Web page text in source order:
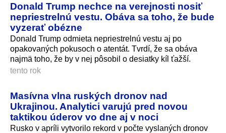
Donald Trump nechce na verejnosti nosiť
nepriestrelnú vestu. Obáva sa toho, že bude
vyzerať obézne
Donald Trump odmieta nepriestrelnú vestu aj po
opakovaných pokusoch o atentát. Tvrdí, že sa obáva
najmä toho, že by v nej pôsobil o desiatky kíl ťažší.
tento rok
Masívna vlna ruských dronov nad
Ukrajinou. Analytici varujú pred novou
taktikou úderov vo dne aj v noci
Rusko v apríli vytvorilo rekord v počte vyslaných dronov